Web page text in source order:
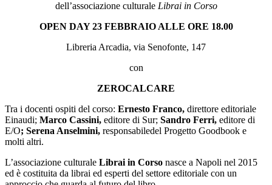
dell’associazione culturale Librai in Corso
OPEN DAY 23 FEBBRAIO ALLE ORE 18.00
Libreria Arcadia, via Senofonte, 147
con
ZEROCALCARE
Tra i docenti ospiti del corso: Ernesto Franco, direttore editoriale
Einaudi; Marco Cassini, editore di Sur; Sandro Ferri, editore di
E/O; Serena Anselmini, responsabiledel Progetto Goodbook e
molti altri.
L’associazione culturale Librai in Corso nasce a Napoli nel 2015
ed è costituita da librai ed esperti del settore editoriale con un